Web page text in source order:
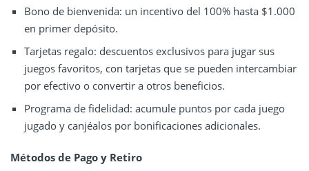
Bono de bienvenida: un incentivo del 100% hasta $1.000
en primer depósito.
Tarjetas regalo: descuentos exclusivos para jugar sus
juegos favoritos, con tarjetas que se pueden intercambiar
por efectivo o convertir a otros beneficios.
Programa de fidelidad: acumule puntos por cada juego
jugado y canjéalos por bonificaciones adicionales.
Métodos de Pago y Retiro